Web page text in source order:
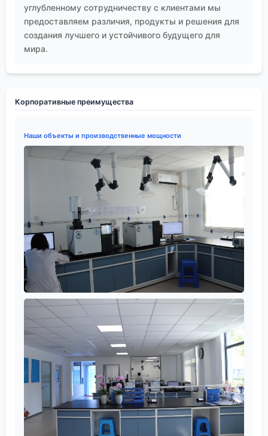
углубленному сотрудничеству с клиентами мы
предоставляем различия, продукты и решения для
создания лучшего и устойчивого будущего для
мира.
Корпоративные преимущества
Наши объекты и производственные мощности